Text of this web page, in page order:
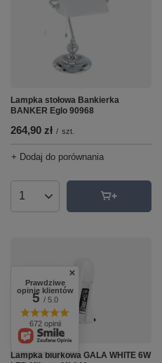
Lampka stołowa Bankierka
BANKER Eglo 90968
264,90 zł / szt.
+ Dodaj do porównania
Ilość produktów
Lampka biurkowa GALA WHITE 6W
Prawdziwe
opinie klientów
5/ 5.0
672 opinii